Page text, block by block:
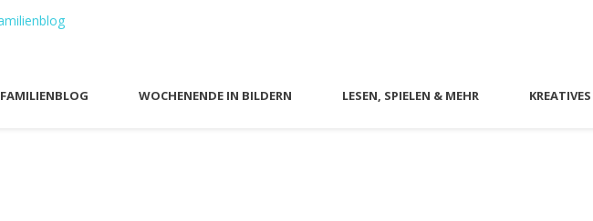
FAMILIENBLOG WOCHENENDE IN BILDERN LESEN, SPIELEN & MEHR KREATIVES